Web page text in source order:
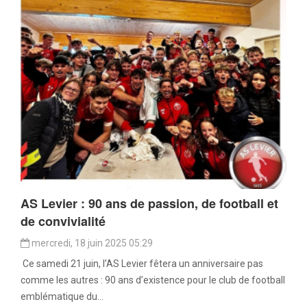
AS Levier : 90 ans de passion, de football et
de convivialité
mercredi, 18 juin 2025 05:29
Ce samedi 21 juin, l’AS Levier fêtera un anniversaire pas
comme les autres : 90 ans d’existence pour le club de football
emblématique du...